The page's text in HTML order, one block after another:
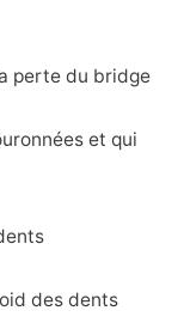
perte du bridge
et qui
des dents